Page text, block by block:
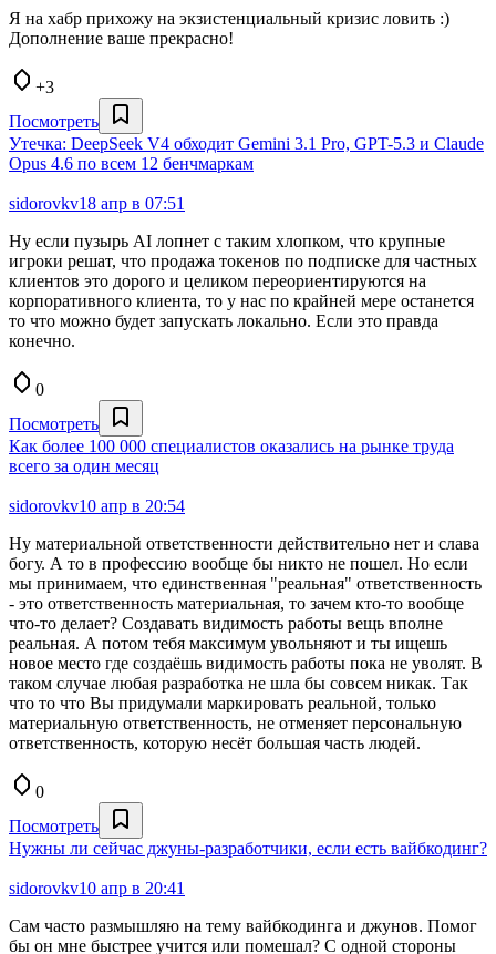
Я на хабр прихожу на экзистенциальный кризис ловить :)
Дополнение ваше прекрасно!
+3
Посмотреть
Утечка: DeepSeek V4 обходит Gemini 3.1 Pro, GPT-5.3 и Claude
Opus 4.6 по всем 12 бенчмаркам
sidorovkv18 апр в 07:51
Ну если пузырь AI лопнет с таким хлопком, что крупные
игроки решат, что продажа токенов по подписке для частных
клиентов это дорого и целиком переориентируются на
корпоративного клиента, то у нас по крайней мере останется
то что можно будет запускать локально. Если это правда
конечно.
0
Посмотреть
Как более 100 000 специалистов оказались на рынке труда
всего за один месяц
sidorovkv10 апр в 20:54
Ну материальной ответственности действительно нет и слава
богу. А то в профессию вообще бы никто не пошел. Но если
мы принимаем, что единственная "реальная" ответственность
- это ответственность материальная, то зачем кто-то вообще
что-то делает? Создавать видимость работы вещь вполне
реальная. А потом тебя максимум увольняют и ты ищешь
новое место где создаёшь видимость работы пока не уволят. В
таком случае любая разработка не шла бы совсем никак. Так
что то что Вы придумали маркировать реальной, только
материальную ответственность, не отменяет персональную
ответственность, которую несёт большая часть людей.
0
Посмотреть
Нужны ли сейчас джуны-разработчики, если есть вайбкодинг?
sidorovkv10 апр в 20:41
Сам часто размышляю на тему вайбкодинга и джунов. Помог
бы он мне быстрее учится или помешал? С одной стороны